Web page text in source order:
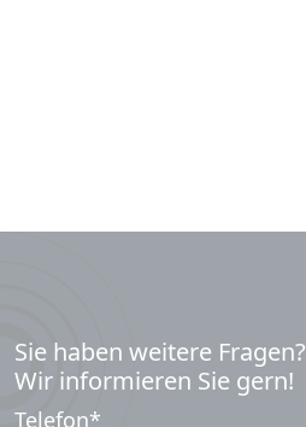
Sie haben weitere Fragen?
Wir informieren Sie gern!
Telefon*